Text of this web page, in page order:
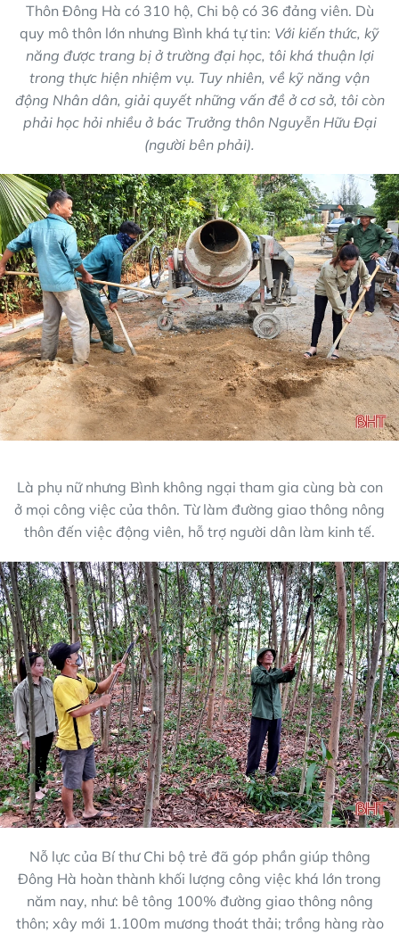
Thôn Đông Hà có 310 hộ, Chi bộ có 36 đảng viên. Dù
quy mô thôn lớn nhưng Bình khá tự tin: Với kiến thức, kỹ
năng được trang bị ở trường đại học, tôi khá thuận lợi
trong thực hiện nhiệm vụ. Tuy nhiên, về kỹ năng vận
động Nhân dân, giải quyết những vấn đề ở cơ sở, tôi còn
phải học hỏi nhiều ở bác Trưởng thôn Nguyễn Hữu Đại
(người bên phải).
Là phụ nữ nhưng Bình không ngại tham gia cùng bà con
ở mọi công việc của thôn. Từ làm đường giao thông nông
thôn đến việc động viên, hỗ trợ người dân làm kinh tế.
Nỗ lực của Bí thư Chi bộ trẻ đã góp phần giúp thông
Đông Hà hoàn thành khối lượng công việc khá lớn trong
năm nay, như: bê tông 100% đường giao thông nông
thôn; xây mới 1.100m mương thoát thải; trồng hàng rào